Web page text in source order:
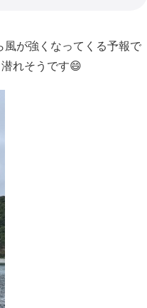
が強くなってくる予報で
れそうです😄